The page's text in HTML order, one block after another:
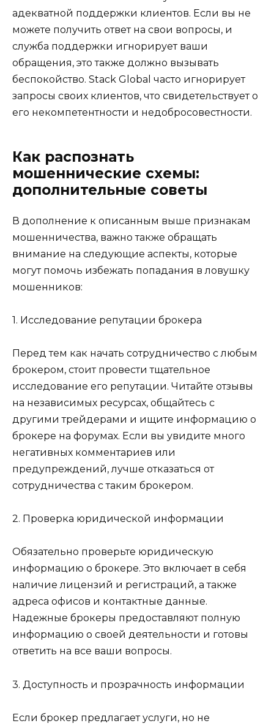
адекватной поддержки клиентов. Если вы не
можете получить ответ на свои вопросы, и
служба поддержки игнорирует ваши
обращения, это также должно вызывать
беспокойство. Stack Global часто игнорирует
запросы своих клиентов, что свидетельствует о
его некомпетентности и недобросовестности.
Как распознать
мошеннические схемы:
дополнительные советы
В дополнение к описанным выше признакам
мошенничества, важно также обращать
внимание на следующие аспекты, которые
могут помочь избежать попадания в ловушку
мошенников:
1. Исследование репутации брокера
Перед тем как начать сотрудничество с любым
брокером, стоит провести тщательное
исследование его репутации. Читайте отзывы
на независимых ресурсах, общайтесь с
другими трейдерами и ищите информацию о
брокере на форумах. Если вы увидите много
негативных комментариев или
предупреждений, лучше отказаться от
сотрудничества с таким брокером.
2. Проверка юридической информации
Обязательно проверьте юридическую
информацию о брокере. Это включает в себя
наличие лицензий и регистраций, а также
адреса офисов и контактные данные.
Надежные брокеры предоставляют полную
информацию о своей деятельности и готовы
ответить на все ваши вопросы.
3. Доступность и прозрачность информации
Если брокер предлагает услуги, но не